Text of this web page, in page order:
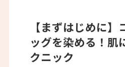
【まずはじめに】
ッグを染める！肌
クニック